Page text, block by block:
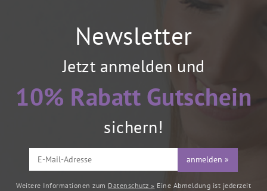
Newsletter
Jetzt anmelden und
10% Rabatt Gutschein
sichern!
anmelden »
Weitere Informationen zum Datenschutz » Eine Abmeldung ist jederzeit